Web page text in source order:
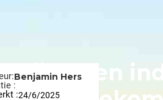
en
Benjamin Hers
:
:24/6/2025